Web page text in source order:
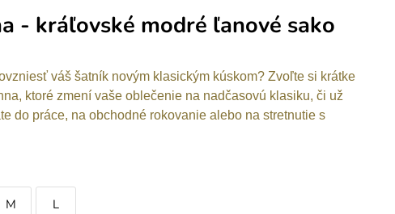
- kráľovské modré ľanové sako
váš šatník novým klasickým kúskom? Zvoľte si krátke
ktoré zmení vaše oblečenie na nadčasovú klasiku, či už
do práce, na obchodné rokovanie alebo na stretnutie s
M L